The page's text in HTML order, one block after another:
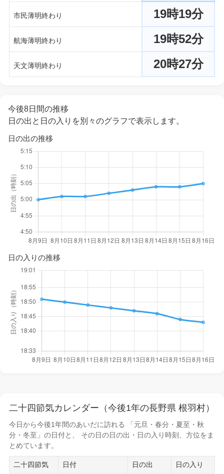
市民薄明終わり 19時19分
航海薄明終わり 19時52分
天文薄明終わり 20時27分
今後8日間の推移
日の出と日の入りを別々のグラフで表示します。
日の出の推移
日の入りの推移
二十四節気カレンダー（今後1年の長野県 根羽村）
今日から今後1年間のあいだに訪れる 「元旦・春分・夏至・秋
分・冬至」の日付と、 その日の日の出・日の入り時刻
、方位をま
とめています。
二十四節気 日付 日の出 日の入り